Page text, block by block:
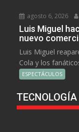
agosto 6, 2026
Luis Miguel
nuevo
Luis Miguel
Cola y los
ESPECTÁCULOS
TECNOLOGÍA